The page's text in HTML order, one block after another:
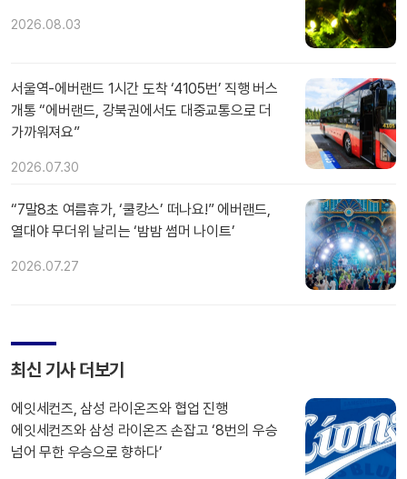
2026.08.03
서울역-에버랜드 1시간 도착 ‘4105번’ 직행 버스
개통 “에버랜드, 강북권에서도 대중교통으로 더
가까워져요”
2026.07.30
“7말8초 여름휴가, ‘쿨캉스’ 떠나요!” 에버랜드,
열대야 무더위 날리는 ‘밤밤 썸머 나이트’
2026.07.27
최신 기사 더보기
에잇세컨즈, 삼성 라이온즈와 협업 진행
에잇세컨즈와 삼성 라이온즈 손잡고 ‘8번의 우승
넘어 무한 우승으로 향하다’